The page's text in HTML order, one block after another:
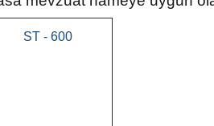
ST - 600